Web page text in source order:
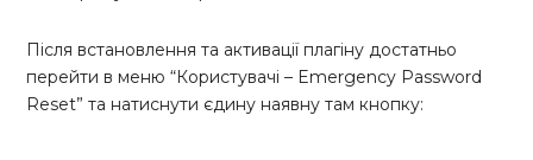
Після встановлення та активації плагіну достатньо
перейти в меню “Користувачі – Emergency Password
Reset” та натиснути єдину наявну там кнопку: